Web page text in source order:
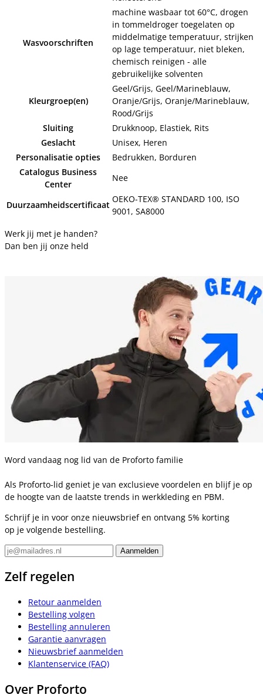
Wasvoorschriften
machine wasbaar tot 60°C, drogen
in tommeldroger toegelaten op
middelmatige temperatuur, strijken
op lage temperatuur, niet bleken,
chemisch reinigen - alle
gebruikelijke solventen
Kleurgroep(en)
Geel/Grijs, Geel/Marineblauw,
Oranje/Grijs, Oranje/Marineblauw,
Rood/Grijs
Sluiting
Drukknoop, Elastiek, Rits
Geslacht
Unisex, Heren
Personalisatie opties
Bedrukken, Borduren
Catalogus Business
Center
Nee
Duurzaamheidscertificaat
OEKO-TEX® STANDARD 100, ISO
9001, SA8000
Werk jij met je handen?
Dan ben jij onze held
Word vandaag nog lid van de Proforto familie
Als Proforto-lid geniet je van exclusieve voordelen en blijf je op
de hoogte van de laatste trends in werkkleding en PBM.
Schrijf je in voor onze nieuwsbrief en ontvang 5% korting
op je volgende bestelling.
Zelf regelen
Retour aanmelden
Bestelling volgen
Bestelling annuleren
Garantie aanvragen
Nieuwsbrief aanmelden
Klantenservice (FAQ)
Over Proforto